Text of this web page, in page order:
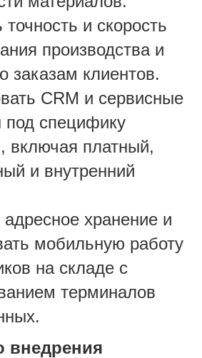
и скорость
производства и
заказам клиентов.
CRM и сервисные
под специфику
включая платный,
и внутренний
хранение и
мобильную работу
на складе с
терминалов
внедрения